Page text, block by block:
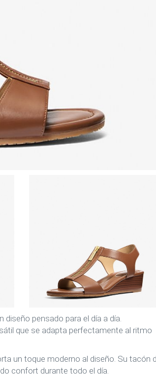
diseño pensado para el día a día.
que se adapta perfectamente al ritmo
un toque moderno al diseño. Su tacón
confort durante todo el día.